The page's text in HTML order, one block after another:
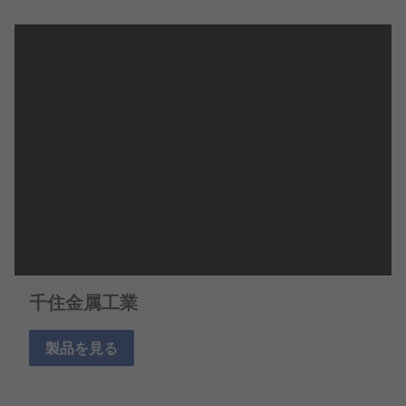
千住金属工業
製品を見る